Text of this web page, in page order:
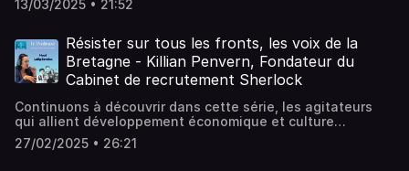
qui se sont lancé un défi de réussiPour ce premier
Bayonnais, Gauthier, entrepreneur basque qui reprend
l’exploitation familiale (existe depuis cinq générations) ;
une mission de « sauvegarde de la ceinture verte », tout
en innovant et en n’utilisant aucun pesticide.Longue vie à
la ferme Pintan !Hébergé par Ausha. Visitez
ausha.co/politique-de-confidentialite pour plus
d'informations.
13/03/2025 • 21:52
Résister sur tous les fronts, les voix de la
Bretagne - Killian Penvern, Fondateur du
Cabinet de recrutement Sherlock
Continuons à découvrir dans cette série, les agitateurs
qui allient développement économique et culture
bretonne.Voici le profil de Killian, fondateur du cabinet de
recrutement Sherlock, que nous avons découvert sur
27/02/2025 • 26:21